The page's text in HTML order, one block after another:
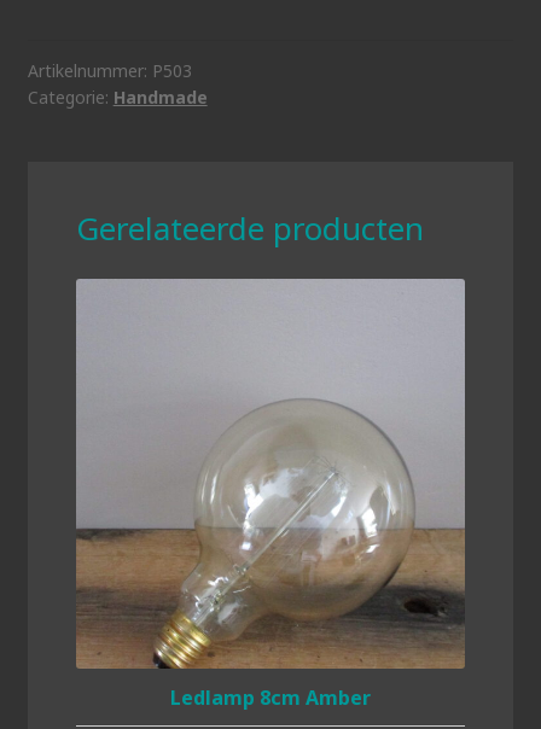
Artikelnummer: P503
Categorie: Handmade
Gerelateerde producten
Ledlamp 8cm Amber